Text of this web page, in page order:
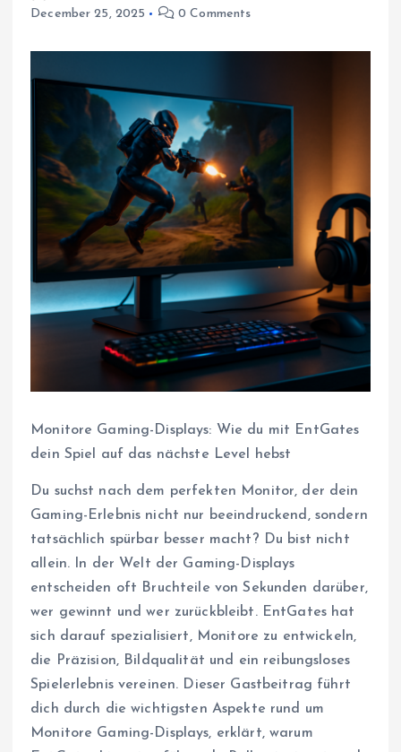
December 25, 2025
0 Comments
Monitore Gaming-Displays: Wie du mit EntGates
dein Spiel auf das nächste Level hebst
Du suchst nach dem perfekten Monitor, der dein
Gaming-Erlebnis nicht nur beeindruckend, sondern
tatsächlich spürbar besser macht? Du bist nicht
allein. In der Welt der Gaming-Displays
entscheiden oft Bruchteile von Sekunden darüber,
wer gewinnt und wer zurückbleibt. EntGates hat
sich darauf spezialisiert, Monitore zu entwickeln,
die Präzision, Bildqualität und ein reibungsloses
Spielerlebnis vereinen. Dieser Gastbeitrag führt
dich durch die wichtigsten Aspekte rund um
Monitore Gaming-Displays, erklärt, warum